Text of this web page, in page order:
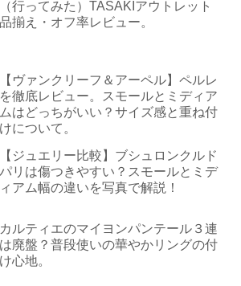
（行ってみた）TASAKIアウトレット
品揃え・オフ率レビュー。
【ヴァンクリーフ＆アーペル】ペルレ
を徹底レビュー。スモールとミディア
ムはどっちがいい？サイズ感と重ね付
けについて。
【ジュエリー比較】ブシュロンクルド
パリは傷つきやすい？スモールとミデ
ィアム幅の違いを写真で解説！
カルティエのマイヨンパンテール３連
は廃盤？普段使いの華やかリングの付
け心地。